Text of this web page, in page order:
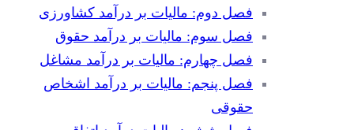
فصل دوم: مالیات بر درآمد کشاورزی
فصل سوم: مالیات بر درآمد حقوق
فصل چهارم: مالیات بر درآمد مشاغل
فصل پنجم: مالیات بر درآمد اشخاص
حقوقی